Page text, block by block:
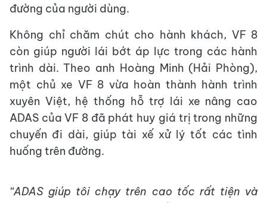
đường của người dùng.
Không chỉ chăm chút cho hành khách, VF 8
còn giúp người lái bớt áp lực trong các hành
trình dài. Theo anh Hoàng Minh (Hải Phòng),
một chủ xe VF 8 vừa hoàn thành hành trình
xuyên Việt, hệ thống hỗ trợ lái xe nâng cao
ADAS của VF 8 đã phát huy giá trị trong những
chuyến đi dài, giúp tài xế xử lý tốt các tình
huống trên đường.
“ADAS giúp tôi chạy trên cao tốc rất tiện và